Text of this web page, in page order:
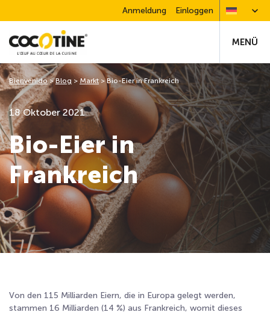
Anmeldung Einloggen
MENÜ
18 Oktober 2021
Bio-Eier in
Frankreich
Bienvenido >Blog >Markt >Bio-Eier in Frankreich
Von den 115 Milliarden Eiern, die in Europa gelegt werden,
stammen 16 Milliarden (14 %) aus Frankreich, womit dieses